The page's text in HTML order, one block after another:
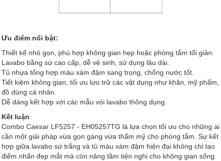
Ưu điểm nổi bật:
Thiết kế nhỏ gọn, phù hợp không gian hẹp hoặc phòng tắm tối giản.
Lavabo bằng sứ cao cấp, dễ vệ sinh, sử dụng lâu dài.
Tủ nhựa tổng hợp màu xám đậm sang trọng, chống nước tốt.
Tiết kiệm không gian, tối ưu lưu trữ các vật dụng như khăn, mỹ phẩm,
đồ dùng cá nhân.
Dễ dàng kết hợp với các mẫu vòi lavabo thông dụng.
Kết luận
Combo Caesar LF5257 - EH05257TG là lựa chọn tối ưu cho những ai
cần một giải pháp vừa gọn gàng vừa thẩm mỹ cho phòng tắm. Sự kết
hợp giữa lavabo sứ trắng và tủ màu xám đậm hiện đại không chỉ tạo
điểm nhấn đẹp mắt mà còn nâng tầm tiện nghi cho không gian sống.